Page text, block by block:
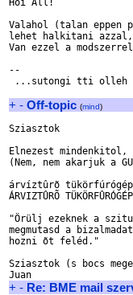
Hoi All!
Valahol (talan eppen
lehet halkitani
Van ezzel a
--
...sutongi tti olleh
+ - Off-topic (mind)
Sziasztok
Elnezest
(Nem, nem akarjuk a
árvíztûrõ tükörfúrógép
ÁRVIZTÛRÕ TÜKÖRFÛRÓGÉP
"Örülj ezeknek a
megmutasd a
hozni õt feléd."
Sziasztok (s bocs
+ - Re: BME mail